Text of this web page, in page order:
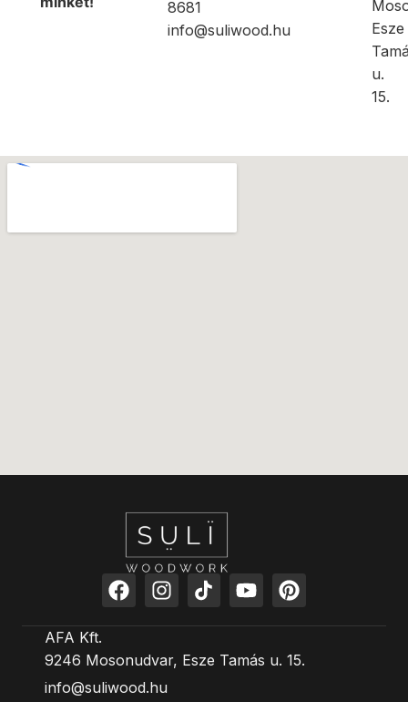
8681
info@suliwood.hu
Esze
u.
15.
AFA Kft.
9246 Mosonudvar, Esze Tamás u. 15.
info@suliwood.hu